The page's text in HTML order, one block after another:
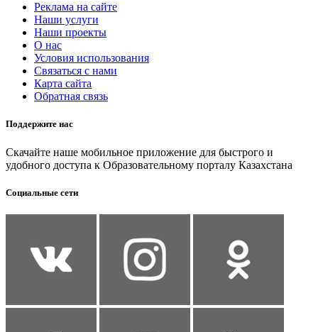
Реклама на сайте
Наши услуги
Наши проекты
О нас
Условия использования
Связаться с нами
Карта сайта
Обратная связь
Поддержите нас
Скачайте наше мобильное приложение для быстрого и
удобного доступа к Образовательному порталу Казахстана
Социальные сети